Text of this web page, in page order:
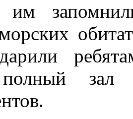
им
полный